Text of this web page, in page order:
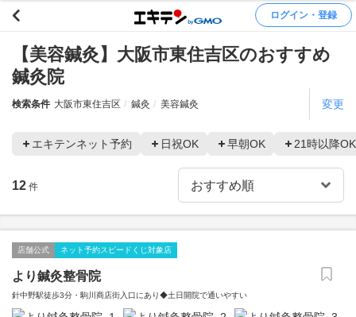
ログイン・登録
【美容鍼灸】大阪市東住吉区のおすすめ
鍼灸院
検索条件 大阪市東住吉区 鍼灸 美容鍼灸 変更
エキテンネット予約 日祝OK 早朝OK 21時以降OK
12 件
店舗公式 ネット予約スピードくじ対象店
より鍼灸整骨院
針中野駅徒歩3分・駒川商店街入口にあり◆土日開院で通いやすい